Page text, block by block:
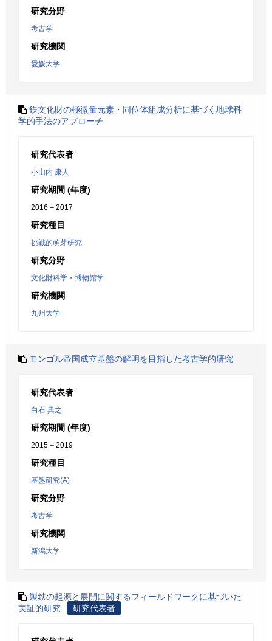
研究分野
考古学
研究機関
愛媛大学
鉄文化財の極微量元素・同位体組成分析に基づく地球科
学的手法のアプローチ
研究代表者
小山内 康人
研究期間 (年度)
2016 – 2017
研究種目
挑戦的萌芽研究
研究分野
文化財科学・博物館学
研究機関
九州大学
モンゴル帝国成立基盤の解明を目指した考古学的研究
研究代表者
白石 典之
研究期間 (年度)
2015 – 2019
研究種目
基盤研究(A)
研究分野
考古学
研究機関
新潟大学
製鉄の起源と展開に関するフィールドワークに基づいた
実証的研究
研究代表者